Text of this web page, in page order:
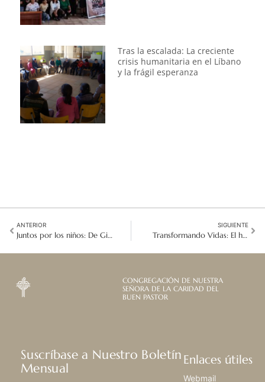
Tras la escalada: La creciente
crisis humanitaria en el Líbano
y la frágil esperanza
ANTERIOR
Juntos por los niños: De Ginebra a las comunidades locales
SIGUIENTE
Transformando Vidas: El hogar Maria Droste para Adolescentes en Pakistán
CONGREGACIÓN DE NUESTRA
SEÑORA DE LA CARIDAD DEL
BUEN PASTOR
Suscríbase a Nuestro Boletín
Mensual
Enlaces útiles
Webmail